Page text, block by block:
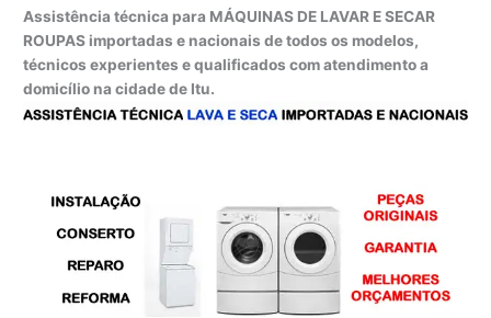
Assistência técnica para MÁQUINAS DE LAVAR E SECAR
ROUPAS importadas e nacionais de todos os modelos,
técnicos experientes e qualificados com atendimento a
domicílio na cidade de Itu.